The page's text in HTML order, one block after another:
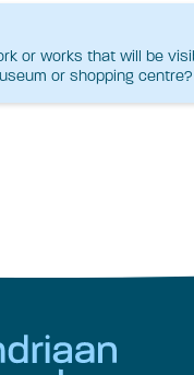
or works that will be
or shopping